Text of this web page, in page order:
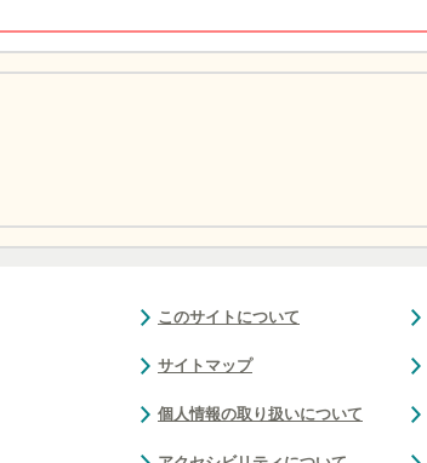
このサイトについて
サイトマップ
個人情報の取り扱いについて